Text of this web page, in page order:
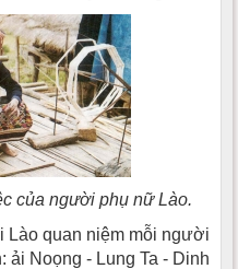
của người phụ nữ Lào.
quan niệm mỗi người
ải Noọng - Lung Ta - Dinh